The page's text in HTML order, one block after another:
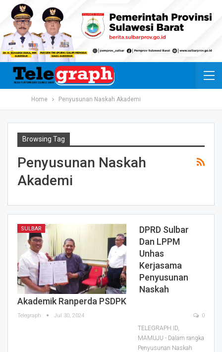
Home Penyusunan Naskah Akademi
Browsing Tag
Penyusunan Naskah
Akademi
SULBAR
DPRD Sulbar
Dan LPPM
Unhas
Kerjasama
Penyusunan
Naskah
Akademik Ranperda PSDPK
Telegraph Jul 30, 2024 0
TELEGRAPH.ID,
MAMUJU - Dalam rangka
Penyusunan Naskah